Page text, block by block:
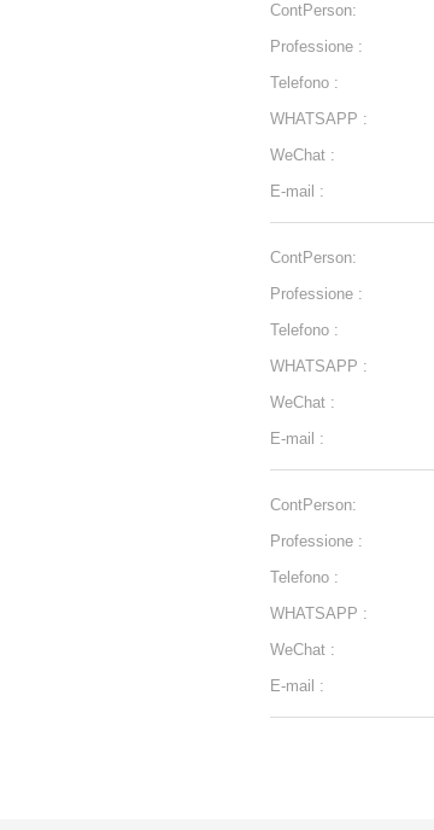
ContPerson:
Professione :
Telefono :
WHATSAPP :
WeChat :
E-mail :
ContPerson:
Professione :
Telefono :
WHATSAPP :
WeChat :
E-mail :
ContPerson:
Professione :
Telefono :
WHATSAPP :
WeChat :
E-mail :